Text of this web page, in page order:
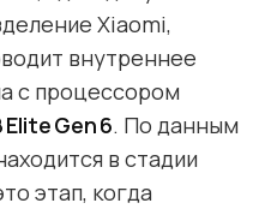
Xiaomi,
внутреннее
с процессором
Gen 6. По данным
в стадии
этап, когда